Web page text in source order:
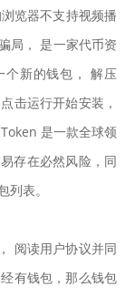
览器不支持视频播
局， 是一家代币资
个新的钱包， 解压
击运行开始安装，
是一款全球领
存在必然风险，同
表。
阅读用户协议并同
有钱包，那么钱包